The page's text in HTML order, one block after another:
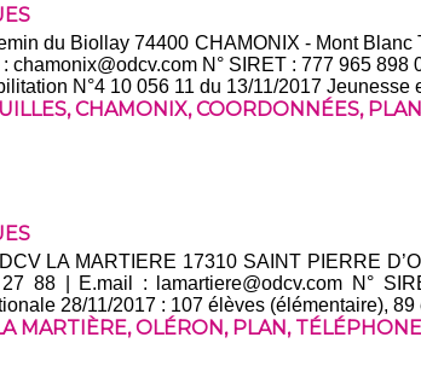
du Biollay 74400 CHAMONIX - Mont Blanc
chamonix@odcv.com N° SIRET : 777 965
N°4 10 056 11 du 13/11/2017 Jeunesse
,CHAMONIX,COORDONNÉES, PLAN
LA MARTIERE 17310 SAINT PIERRE
88 | E.mail : lamartiere@odcv.com N°
28/11/2017 : 107 élèves (élémentaire), 89
MARTIÈRE,OLÉRON, PLAN, TÉLÉPHONE